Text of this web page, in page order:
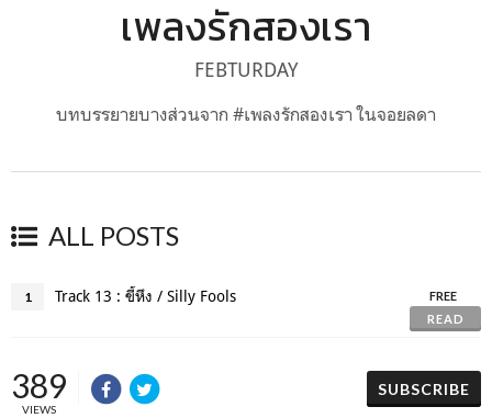
เพลงรักสองเรา
FEBTURDAY
บทบรรยายบางส่วนจาก #เพลงรักสองเรา ในจอยลดา
ALL POSTS
1 Track 13 : ขี้หึง / Silly Fools
FREE
READ
389
VIEWS
SUBSCRIBE